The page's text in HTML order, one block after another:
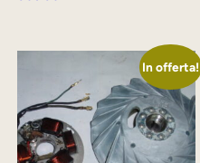
In offerta!